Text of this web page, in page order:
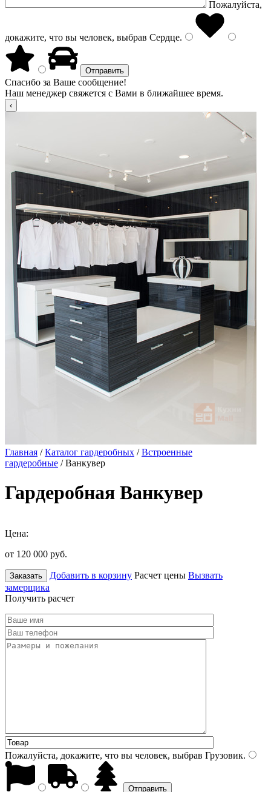
Пожалуйста,
докажите, что вы человек, выбрав Сердце.
Спасибо за Ваше сообщение!
Наш менеджер свяжется с Вами в ближайшее время.
Главная /Каталог гардеробных /Встроенные
гардеробные / Ванкувер
Гардеробная Ванкувер
Цена:
от 120 000 руб.
Заказать Добавить в корзину Расчет цены Вызвать
замерщика
Получить расчет
Пожалуйста, докажите, что вы человек, выбрав Грузовик.